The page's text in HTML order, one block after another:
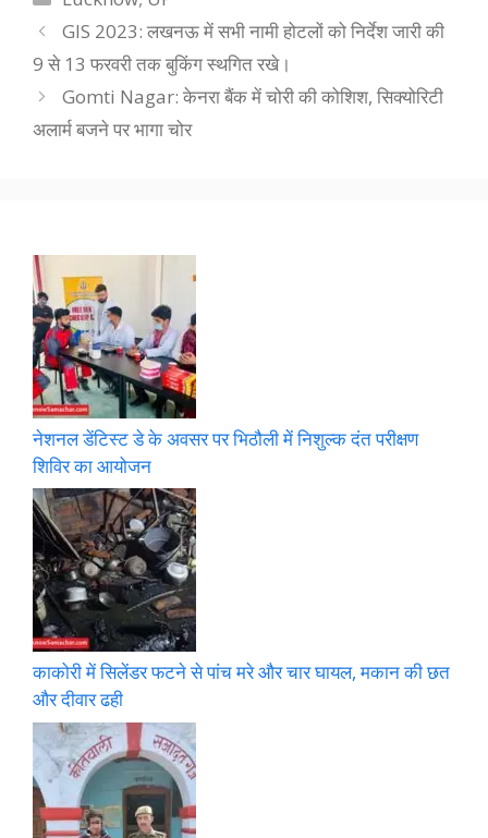
GIS 2023: लखनऊ में सभी नामी होटलों को निर्देश जारी की
9 से 13 फरवरी तक बुकिंग स्थगित रखे।
Gomti Nagar: केनरा बैंक में चोरी की कोशिश, सिक्योरिटी
अलार्म बजने पर भागा चोर
नेशनल डेंटिस्ट डे के अवसर पर भिठौली में निशुल्क दंत परीक्षण
शिविर का आयोजन
काकोरी में सिलेंडर फटने से पांच मरे और चार घायल, मकान की छत
और दीवार ढही